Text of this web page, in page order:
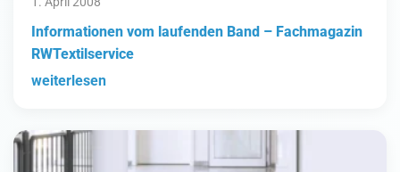
Informationen vom laufenden Band – Fachmagazin
RWTextilservice
weiterlesen